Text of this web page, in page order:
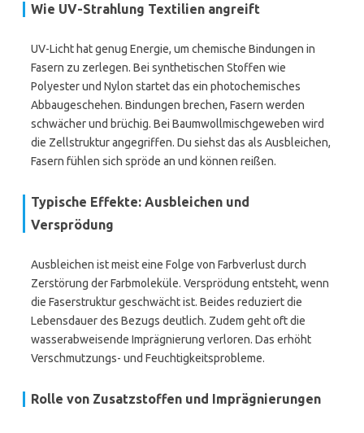
Wie UV-Strahlung Textilien angreift
UV-Licht hat genug Energie, um chemische Bindungen in
Fasern zu zerlegen. Bei synthetischen Stoffen wie
Polyester und Nylon startet das ein photochemisches
Abbaugeschehen. Bindungen brechen, Fasern werden
schwächer und brüchig. Bei Baumwollmischgeweben wird
die Zellstruktur angegriffen. Du siehst das als Ausbleichen,
Fasern fühlen sich spröde an und können reißen.
Typische Effekte: Ausbleichen und
Versprödung
Ausbleichen ist meist eine Folge von Farbverlust durch
Zerstörung der Farbmoleküle. Versprödung entsteht, wenn
die Faserstruktur geschwächt ist. Beides reduziert die
Lebensdauer des Bezugs deutlich. Zudem geht oft die
wasserabweisende Imprägnierung verloren. Das erhöht
Verschmutzungs- und Feuchtigkeitsprobleme.
Rolle von Zusatzstoffen und Imprägnierungen